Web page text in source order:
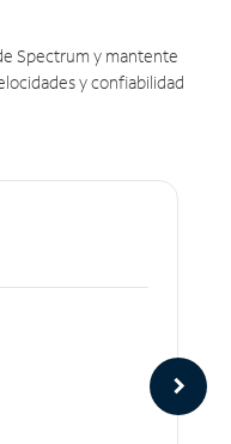
Spectrum y mantente
y confiabilidad